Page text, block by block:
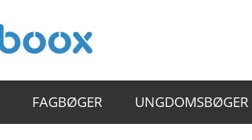
FAGBØGER UNGDOMSBØGER